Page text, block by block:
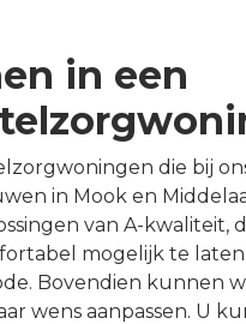
in een
die bij
in Mook en
van A-kwaliteit,
mogelijk te
Bovendien kunnen
wens aanpassen. U